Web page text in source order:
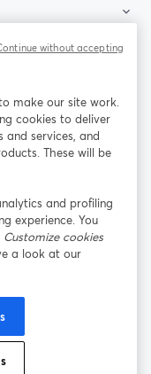
in einem neuen Tab geöffnet
X (Twitter)
in einem neuen Tab geöffnet
geöffnet
geöffnet
Richtlinie
Hilfe-Center
make our site work.
cookies to deliver
services, and
These will be
and profiling
experience. You
Customize cookies
a look at our
without accepting